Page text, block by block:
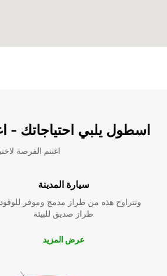
اسطول يلبي احتياجاتك -
اغتنم الفرصة
سيارة المدينة
وتتراوح هذه من طراز مدمج وموفر
طراز صديق للبيئة
عرض المزيد